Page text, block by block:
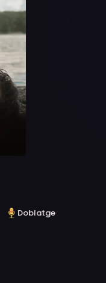
Doblatge